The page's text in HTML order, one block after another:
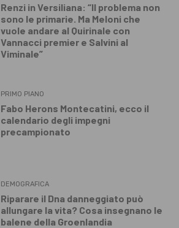
Renzi in Versiliana: “Il problema non
sono le primarie. Ma Meloni che
vuole andare al Quirinale con
Vannacci premier e Salvini al
Viminale”
PRIMO PIANO
Fabo Herons Montecatini, ecco il
calendario degli impegni
precampionato
DEMOGRAFICA
Riparare il Dna danneggiato può
allungare la vita? Cosa insegnano le
balene della Groenlandia